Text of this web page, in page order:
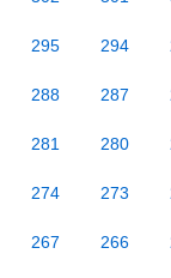
295 294
288 287
281 280
274 273
267 266